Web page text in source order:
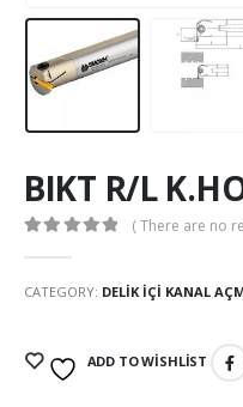
BIKT R/L
( There are no
CATEGORY: DELIK IÇI KANAL
ADD TO WISHLIST